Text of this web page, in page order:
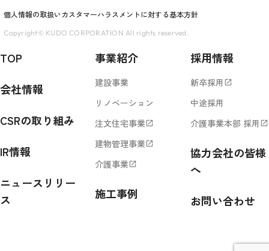
個人情報の取扱い カスタマーハラスメントに対する基本方針
Copyright© KUDO CORPORATION All rights reserved.
TOP
会社情報
CSRの取り組み
IR情報
ニュースリリー
ス
事業紹介
建設事業
リノベーション
注文住宅事業 open_in_new
建物管理事業 open_in_new
介護事業 open_in_new
施工事例
採用情報
新卒採用 open_in_new
中途採用
介護事業本部 採用 open_in_new
協力会社の皆様
へ
お問い合わせ